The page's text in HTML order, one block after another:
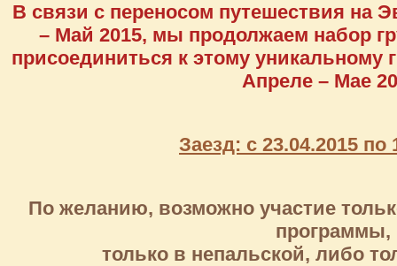
В связи с переносом путешествия на
– Май 2015, мы продолжаем набор
присоединиться к этому уникальному
Апреле – Мае
Заезд: с 23.04.2015 по
По желанию, возможно участие
программы,
только в непальской, либо